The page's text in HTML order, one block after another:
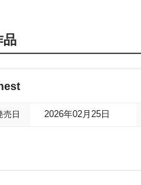
品
売日 2026年02月25日